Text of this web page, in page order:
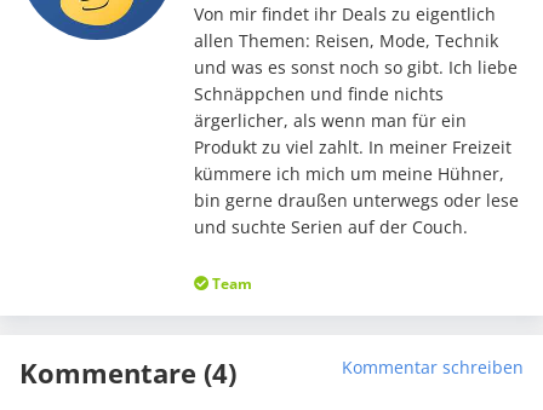
Von mir findet ihr Deals zu eigentlich
allen Themen: Reisen, Mode, Technik
und was es sonst noch so gibt. Ich liebe
Schnäppchen und finde nichts
ärgerlicher, als wenn man für ein
Produkt zu viel zahlt. In meiner Freizeit
kümmere ich mich um meine Hühner,
bin gerne draußen unterwegs oder lese
und suchte Serien auf der Couch.
Team
Kommentare (4) Kommentar schreiben